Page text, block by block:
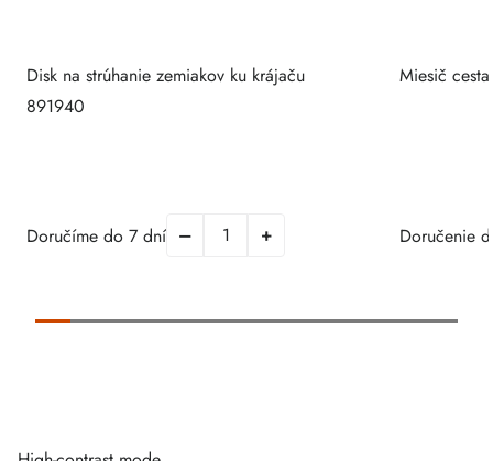
Disk na strúhanie zemiakov ku krájaču
891940
Doručíme do 7 dní
Miesič
Doručenie